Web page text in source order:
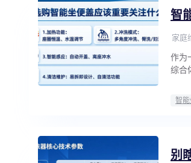
智
家庭
作为
综合
智能
别